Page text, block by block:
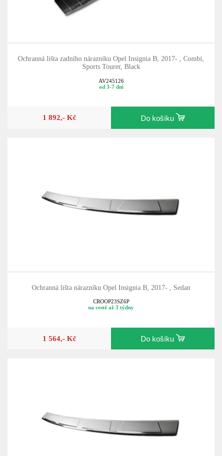
Ochranná lišta zadního nárazníku Opel Insignia B, 2017- , Combi,
Sports Tourer, Black
AV245126
od 3-7 dní
1 892,- Kč Do košíku
Ochranná lišta nárazníku Opel Insignia B, 2017- , Sedan
CROOP23SZ6P
na cestě až 3 týdny
1 564,- Kč Do košíku